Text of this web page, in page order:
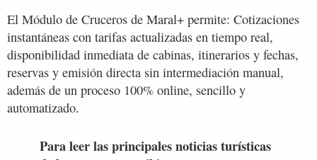
El Módulo de Cruceros de Maral+ permite: Cotizaciones
instantáneas con tarifas actualizadas en tiempo real,
disponibilidad inmediata de cabinas, itinerarios y fechas,
reservas y emisión directa sin intermediación manual,
además de un proceso 100% online, sencillo y
automatizado.
Para leer las principales noticias turísticas